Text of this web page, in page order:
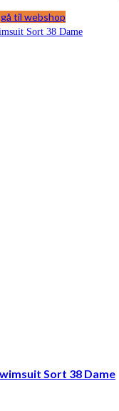
til webshop
Sort 38 Dame